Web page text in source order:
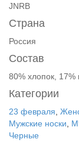
JNRB
Страна
Россия
Состав
80% хлопок, 17%
Категории
23 февраля
Мужские носки
Черные